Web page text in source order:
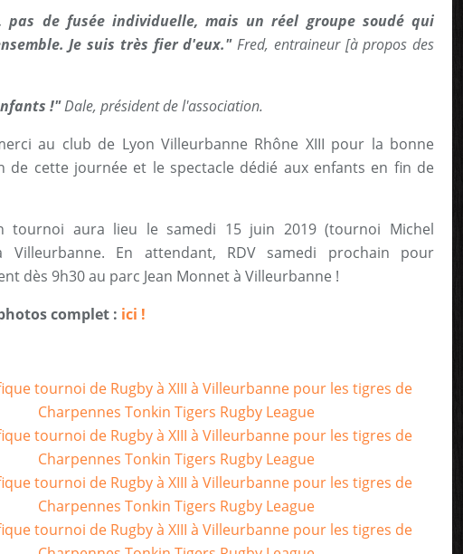
pas de fusée individuelle, mais un réel groupe soudé qui
Je suis très fier d'eux."Fred, entraineur [à propos des
!"Dale, président de l'association.
au club de Lyon Villeurbanne Rhône XIII pour la bonne
de cette journée et le spectacle dédié aux enfants en fin de
tournoi aura lieu le samedi 15 juin 2019 (tournoi Michel
Villeurbanne. En attendant, RDV samedi prochain pour
dès 9h30 au parc Jean Monnet à Villeurbanne !
complet : ici !